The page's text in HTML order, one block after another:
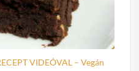
VIDEÓVAL – Vegán